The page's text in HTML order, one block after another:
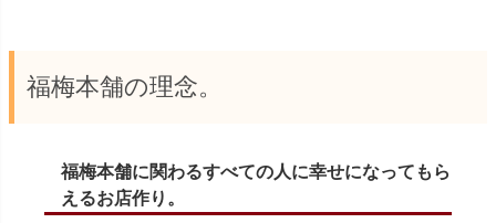
福梅本舗の理念。
福梅本舗に関わるすべての人に幸せになってもら
えるお店作り。